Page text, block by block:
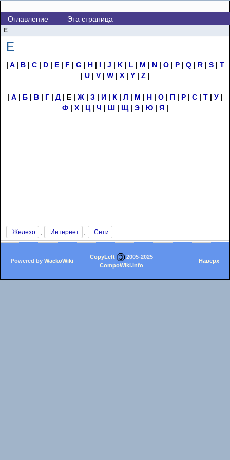
Оглавление Эта страница
Е
Е
| A| B| C| D| E| F | G | H| I | J | K| L | M | N| O| P| Q| R| S| T
| U| V| W| X| Y| Z |
| А | Б | В | Г | Д | Е | Ж | З | И | К | Л | М | Н | О | П | Р | С | Т | У |
Ф| Х| Ц| Ч | Ш| Щ| Э| Ю| Я|
Железо Интернет Сети
Powered by WackoWiki
CopyLeft
2005-2025
CompoWiki.info
Наверх